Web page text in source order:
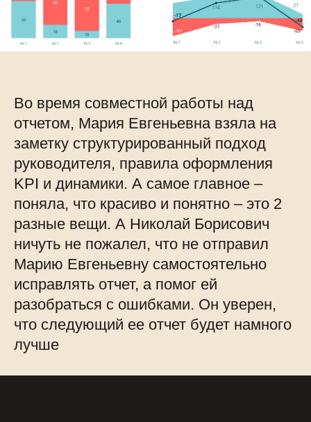
Во время совместной работы над
отчетом, Мария Евгеньевна взяла на
заметку структурированный подход
руководителя, правила оформления
KPI и динамики. А самое главное –
поняла, что красиво и понятно – это 2
разные вещи. А Николай Борисович
ничуть не пожалел, что не отправил
Марию Евгеньевну самостоятельно
исправлять отчет, а помог ей
разобраться с ошибками. Он уверен,
что следующий ее отчет будет намного
лучше